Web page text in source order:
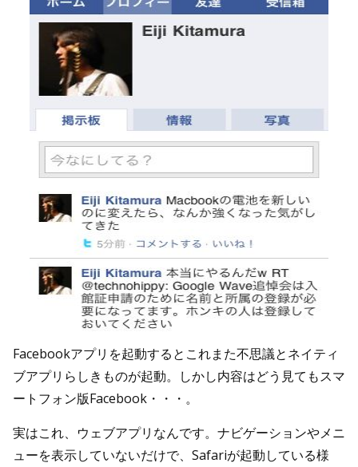
Facebookアプリを起動するとこれまた不思議とネイティ
ブアプリらしきものが起動。しかし内容はどう見てもスマ
ートフォン版Facebook・・・。
実はこれ、ウェブアプリなんです。ナビゲーションやメニ
ューを表示していないだけで、Safariが起動している様